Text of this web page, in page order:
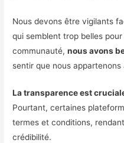
Nous devons être vigilants
qui semblent trop belles
communauté,nous avons
sentir que nous
La transparence est
Pourtant, certaines
termes et conditions,
crédibilité.